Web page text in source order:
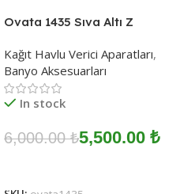
Ovata 1435 Sıva Altı Z
Kağıt Havlu Verici Aparatları,
Banyo Aksesuarları
In stock
6,000.00₺5,500.00 ₺